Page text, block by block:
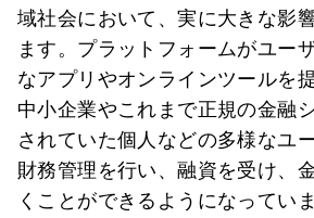
域社会において、実に大きな影
ます。プラットフォームがユー
なアプリやオンラインツールを
中小企業やこれまで正規の金融
されていた個人などの多様なユ
財務管理を行い、融資を受け、
くことができるようになってい